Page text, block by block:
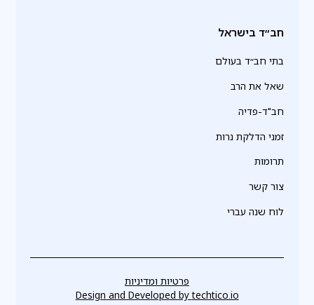
חב״ד בישראל
בתי חב״ד בעולם
שאל את הרב
חב"ד-פדיה
זמני הדלקת נרות
תרומות
צור קשר
לוח שנה עברי
פרטיות ומדיניות
Design and Developed bytechtico.io